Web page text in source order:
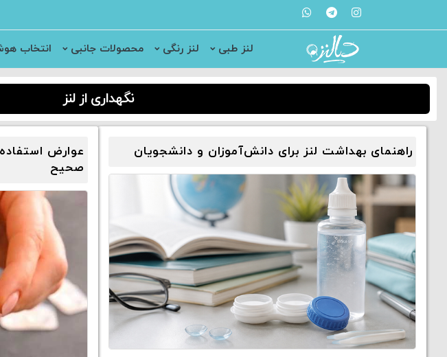
لنز طبی لنز رنگی محصولات جانبی انتخاب
نگهداری از لنز
راهنمای بهداشت لنز برای دانش‌آموزان و دانشجویان
عوارض
صحیح